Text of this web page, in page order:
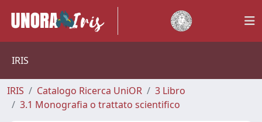
IRIS
IRIS Catalogo Ricerca UniOR
3 Libro
3.1 Monografia o trattato scientifico